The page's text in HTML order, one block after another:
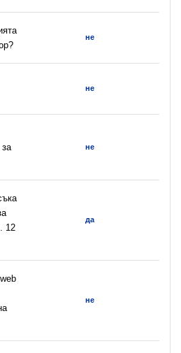
не
не
не
12
да
не